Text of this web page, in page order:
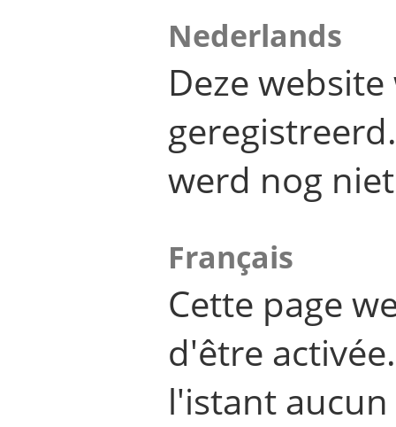
Nederlands
Deze
werd nog
Français
Cette page
d'être
l'istant